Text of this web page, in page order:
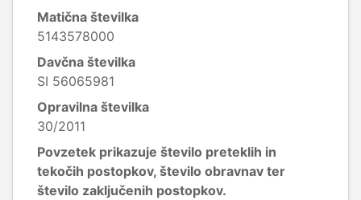
Matična številka
5143578000
Davčna številka
SI 56065981
Opravilna številka
30/2011
Povzetek prikazuje število preteklih in
tekočih postopkov, število obravnav ter
število zaključenih postopkov.